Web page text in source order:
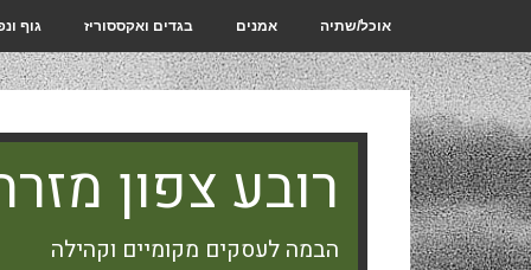
אוכל/שתיה אמנים בגדים ואקססוריז גוף
רובע צפון
הבמה לעסקים מקומיים וקהילה